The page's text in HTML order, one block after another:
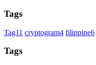
Tags
Tag11 cryptogram4 filippine6
Tags